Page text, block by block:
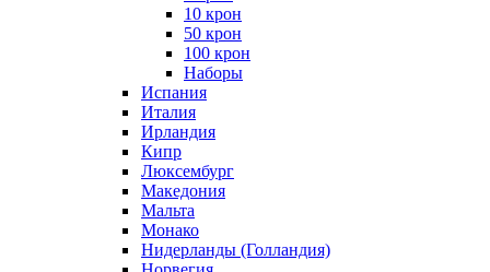
10 крон
50 крон
100 крон
Наборы
Испания
Италия
Ирландия
Кипр
Люксембург
Македония
Мальта
Монако
Нидерланды (Голландия)